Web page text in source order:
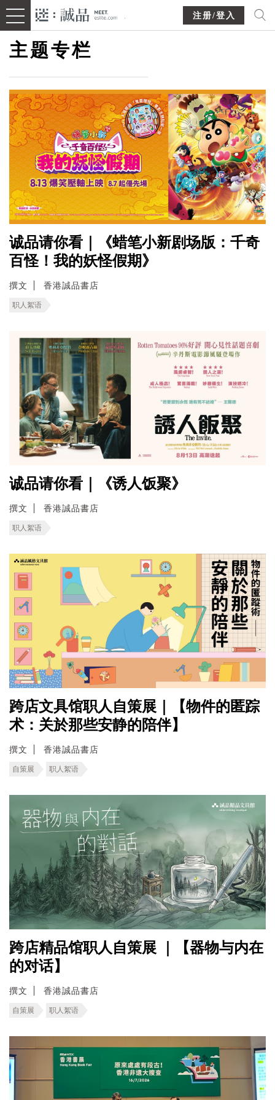
注册/登入
主题专栏
诚品请你看｜《蜡笔小新剧场版：千奇
百怪！我的妖怪假期》
撰文 香港誠品書店
职人絮语
诚品请你看｜《诱人饭聚》
撰文 香港誠品書店
职人絮语
跨店文具馆职人自策展｜【物件的匿踪
术：关於那些安静的陪伴】
撰文 香港誠品書店
自策展 职人絮语
跨店精品馆职人自策展 ｜【器物与内在
的对话】
撰文 香港誠品書店
自策展 职人絮语